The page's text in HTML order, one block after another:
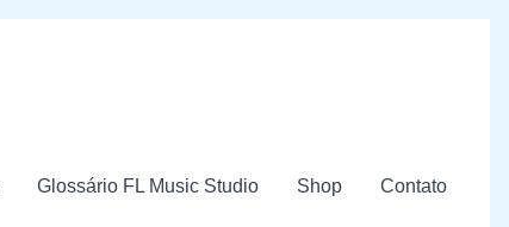
Glossário FL Music Studio Shop Contato